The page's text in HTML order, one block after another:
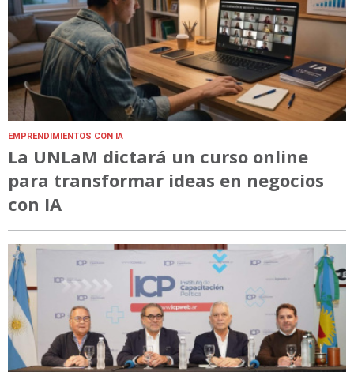
EMPRENDIMIENTOS CON IA
La UNLaM dictará un curso online
para transformar ideas en negocios
con IA